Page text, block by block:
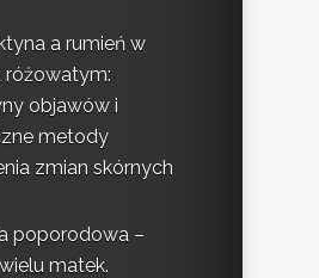
a rumień w
różowatym:
objawów i
metody
zmian skórnych
poporodowa –
matek.